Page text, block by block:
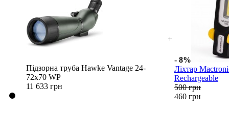
Підзорна труба Hawke Vantage 24-
72x70 WP
11 633 грн
+
- 8%
Ліхтар
Rechargeable
500 грн
460 грн